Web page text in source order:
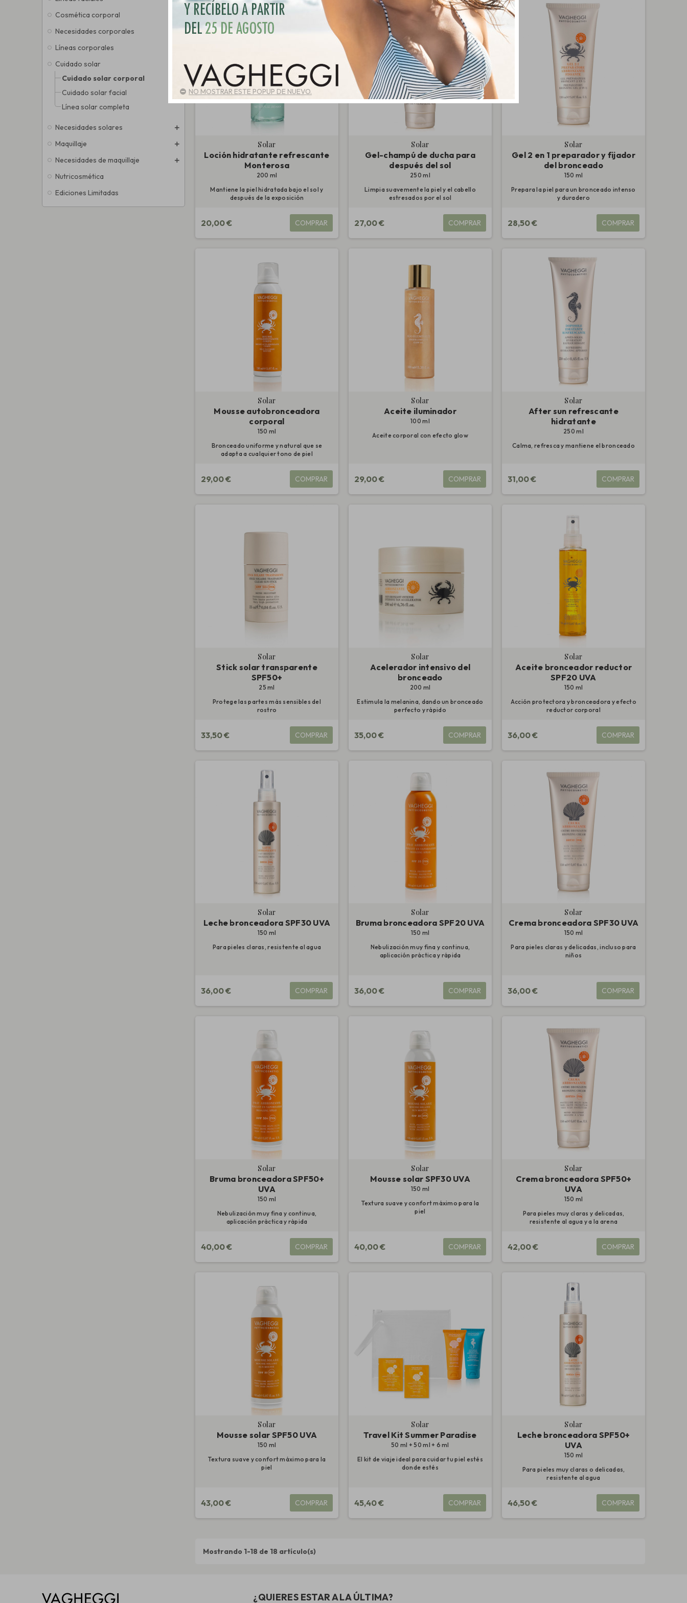
Cosmética corporal
Necesidades corporales
Líneas corporales
Cuidado solar
Cuidado solar corporal
Cuidado solar facial
Línea solar completa
Necesidades solares
Maquillaje
Necesidades de maquillaje
Nutricosmética
Ediciones Limitadas
Solar
Loción hidratante refrescante
Monterosa
200 ml
Mantiene la piel hidratada bajo el sol y
después de la exposición
20,00 € COMPRAR
Solar
Gel-champú de ducha para
después del sol
250 ml
Limpia suavemente la piel y el cabello
estresados por el sol
27,00 € COMPRAR
Solar
Gel 2 en 1 preparador y fijador
del bronceado
150 ml
Prepara la piel para un bronceado intenso
y duradero
28,50 € COMPRAR
Solar
Mousse autobronceadora
corporal
150 ml
Bronceado uniforme y natural que se
adapta a cualquier tono de piel
29,00 € COMPRAR
Solar
Aceite iluminador
100 ml
Aceite corporal con efecto glow
29,00 € COMPRAR
Solar
After sun refrescante
hidratante
250 ml
Calma, refresca y mantiene el bronceado
31,00 € COMPRAR
Solar
Stick solar transparente
SPF50+
25 ml
Protege las partes más sensibles del
rostro
33,50 € COMPRAR
Solar
Acelerador intensivo del
bronceado
200 ml
Estimula la melanina, dando un bronceado
perfecto y rápido
35,00 € COMPRAR
Solar
Aceite bronceador reductor
SPF20 UVA
150 ml
Acción protectora y bronceadora y efecto
reductor corporal
36,00 € COMPRAR
Solar
Leche bronceadora SPF30 UVA
150 ml
Para pieles claras, resistente al agua
36,00 € COMPRAR
Solar
Bruma bronceadora SPF20 UVA
150 ml
Nebulización muy fina y continua,
aplicación práctica y rápida
36,00 € COMPRAR
Solar
Crema bronceadora SPF30 UVA
150 ml
Para pieles claras y delicadas, incluso para
niños
36,00 € COMPRAR
Solar
Bruma bronceadora SPF50+
UVA
150 ml
Nebulización muy fina y continua,
aplicación práctica y rápida
40,00 € COMPRAR
Solar
Mousse solar SPF30 UVA
150 ml
Textura suave y confort máximo para la
piel
40,00 € COMPRAR
Solar
Crema bronceadora SPF50+
UVA
150 ml
Para pieles muy claras y delicadas,
resistente al agua y a la arena
42,00 € COMPRAR
Solar
Mousse solar SPF50 UVA
150 ml
Textura suave y confort máximo para la
piel
43,00 € COMPRAR
Solar
Travel Kit Summer Paradise
50 ml + 50 ml + 6 ml
El kit de viaje ideal para cuidar tu piel estés
donde estés
45,40 € COMPRAR
Solar
Leche bronceadora SPF50+
UVA
150 ml
Para pieles muy claras o delicadas,
resistente al agua
46,50 € COMPRAR
Mostrando 1-18 de 18 artículo(s)
¿QUIERES ESTAR A LA ÚLTIMA?
NO MOSTRAR ESTE POPUP DE NUEVO.